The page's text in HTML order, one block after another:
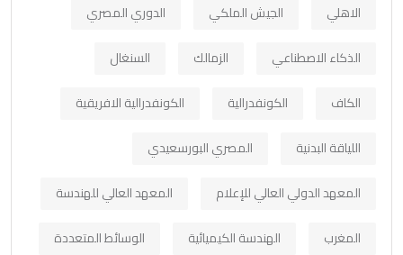
الاهلي
الجيش الملكي
الدوري المصري
الذكاء الاصطناعي
الزمالك
السنغال
الكاف
الكونفدرالية
الكونفدرالية الافريقية
اللياقة البدنية
المصري البورسعيدي
المعهد الدولي العالي للإعلام
المعهد العالي للهندسة
المغرب
الهندسة الكيميائية
الوسائط المتعددة